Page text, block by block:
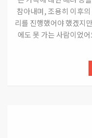
참아내며, 조용히 이후
리를 진행했어야 했겠지
에도 못 가는 사람이었